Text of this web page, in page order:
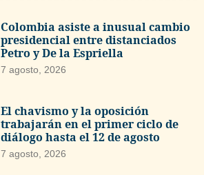
Colombia asiste a inusual cambio
presidencial entre distanciados
Petro y De la Espriella
7 agosto, 2026
El chavismo y la oposición
trabajarán en el primer ciclo de
diálogo hasta el 12 de agosto
7 agosto, 2026